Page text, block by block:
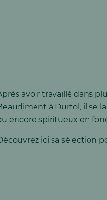
avoir travaillé dans
à Durtol, il se
encore spiritueux en
ici sa sélection